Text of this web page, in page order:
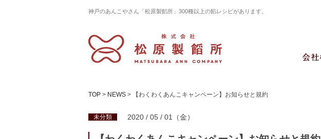
神戸のあんこやさん「松原製饀所」300種以上の餡レシピがあります。
TOP > NEWS > 【わくわくあんこキャンペーン】お知らせと規約
未分類 2020 / 05 / 01（金）